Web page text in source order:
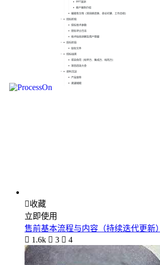
收藏
立即使用
售前基本流程与内容（持续迭代更新）
 1.6k  3  4